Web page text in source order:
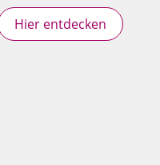
Hier entdecken